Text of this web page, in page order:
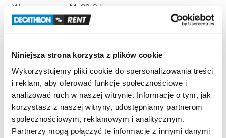
Niniejsza strona korzysta z plików cookie
Wykorzystujemy pliki cookie do spersonalizowania treści
i reklam, aby oferować funkcje społecznościowe i
analizować ruch w naszej witrynie. Informacje o tym, jak
korzystasz z naszej witryny, udostępniamy partnerom
społecznościowym, reklamowym i analitycznym.
Partnerzy mogą połączyć te informacje z innymi danymi
Waga w rozm. M: 22 ​,​9 kg
Strona produktu w sklepie
Zasady wypożyczenia
REGULAMIN
Regulamin wypożyczalni